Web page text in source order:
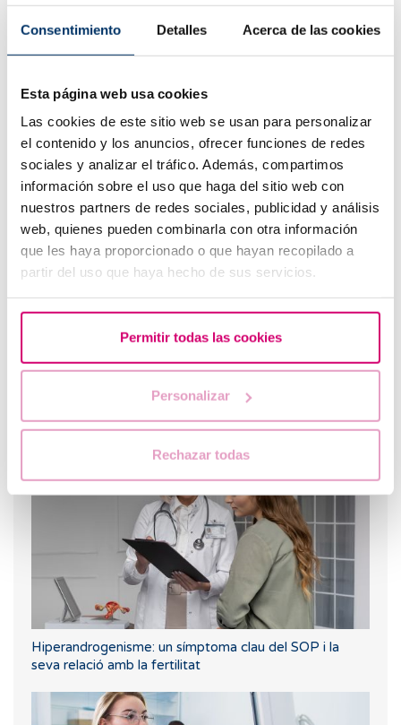
Consentimiento Detalles Acerca de las cookies
Esta página web usa cookies
Las cookies de este sitio web se usan para personalizar
el contenido y los anuncios, ofrecer funciones de redes
sociales y analizar el tráfico. Además, compartimos
información sobre el uso que haga del sitio web con
nuestros partners de redes sociales, publicidad y análisis
web, quienes pueden combinarla con otra información
que les haya proporcionado o que hayan recopilado a
partir del uso que haya hecho de sus servicios.
Permitir todas las cookies
Personalizar
Rechazar todas
Tinc una baixa reserva ovàrica, algú m'ho pot explicar?
Fertilitat i nutrició: Quina és la dieta més adequada
durant una FIV?
Hiperandrogenisme: un símptoma clau del SOP i la
seva relació amb la fertilitat